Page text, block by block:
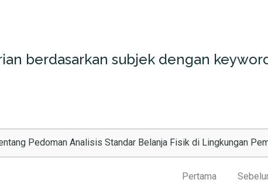
berdasarkan subjek dengan
Pedoman Analisis Standar Belanja Fisik di Lingkungan
Pertama